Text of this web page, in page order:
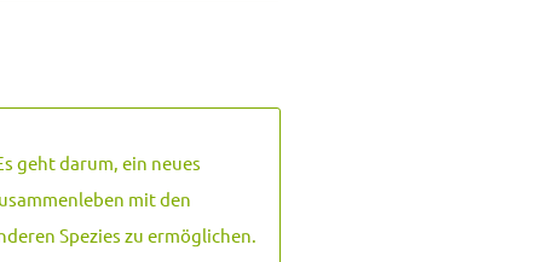
geht darum, ein neues
mit den
Spezies zu ermöglichen.